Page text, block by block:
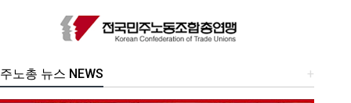
+
노총 뉴스 NEWS